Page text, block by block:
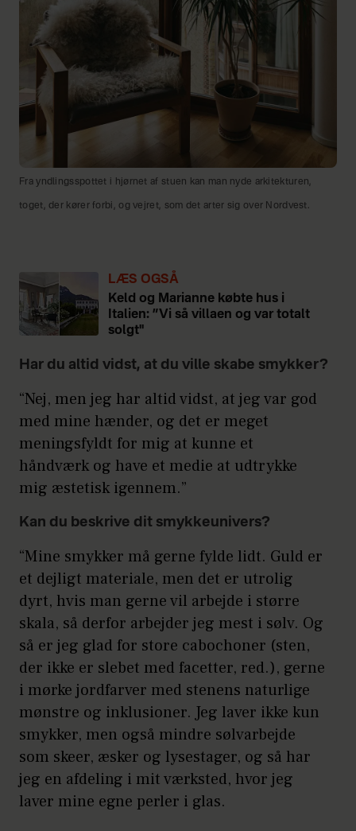
Fra yndlingsspottet i hjørnet af stuen kan man nyde arkitekturen,
toget, der kører forbi, og vejret, som det arter sig over Nordvest.
LÆS OGSÅ
Keld og Marianne købte hus i
Italien: ”Vi så villaen og var totalt
solgt"
Har du altid vidst, at du ville skabe smykker?
“Nej, men jeg har altid vidst, at jeg var god
med mine hænder, og det er meget
meningsfyldt for mig at kunne et
håndværk og have et medie at udtrykke
mig æstetisk igennem.”
Kan du beskrive dit smykkeunivers?
“Mine smykker må gerne fylde lidt. Guld er
et dejligt materiale, men det er utrolig
dyrt, hvis man gerne vil arbejde i større
skala, så derfor arbejder jeg mest i sølv. Og
så er jeg glad for store cabochoner (sten,
der ikke er slebet med facetter, red.), gerne
i mørke jordfarver med stenens naturlige
mønstre og inklusioner. Jeg laver ikke kun
smykker, men også mindre sølvarbejde
som skeer, æsker og lysestager, og så har
jeg en afdeling i mit værksted, hvor jeg
laver mine egne perler i glas.